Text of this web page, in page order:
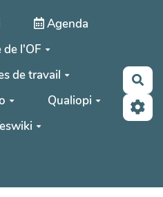
Agenda
de l'OF
de travail
Qualiopi